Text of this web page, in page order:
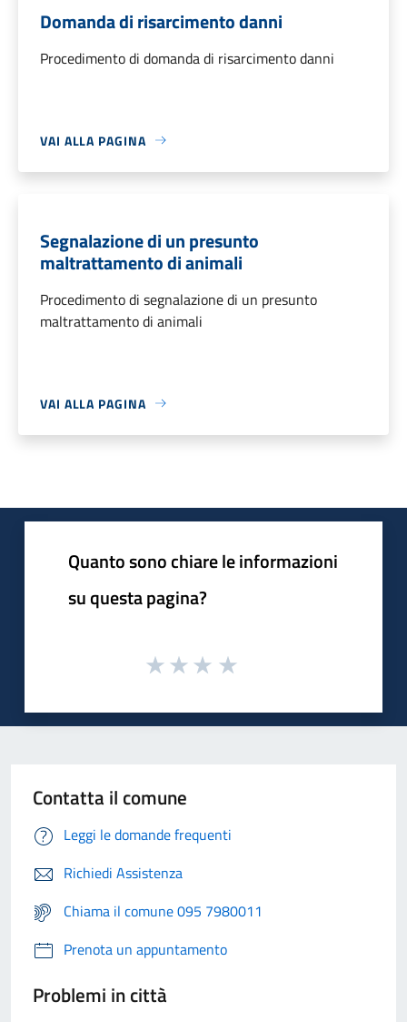
Domanda di risarcimento danni
Procedimento di domanda di risarcimento danni
VAI ALLA PAGINA
Segnalazione di un presunto
maltrattamento di animali
Procedimento di segnalazione di un presunto
maltrattamento di animali
VAI ALLA PAGINA
Quanto sono chiare le informazioni
su questa pagina?
Contatta il comune
Leggi le domande frequenti
Richiedi Assistenza
Chiama il comune 095 7980011
Prenota un appuntamento
Problemi in città